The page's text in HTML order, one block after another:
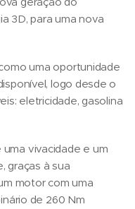
3D, para uma nova
uma oportunidade
logo desde o
eletricidade, gasolina
vivacidade e um
graças à sua
motor com uma
de 260 Nm